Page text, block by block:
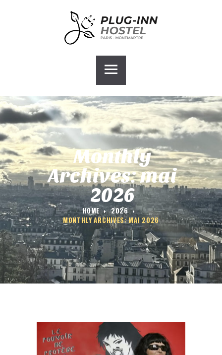
Monthly
Archives: mai
2026
HOME
2026
MONTHLY ARCHIVES: MAI 2026
PLUG-INN HOSTEL
CHAMBRES
GALERIE
BLOG
CONTACT
GROUPE HOSTEL